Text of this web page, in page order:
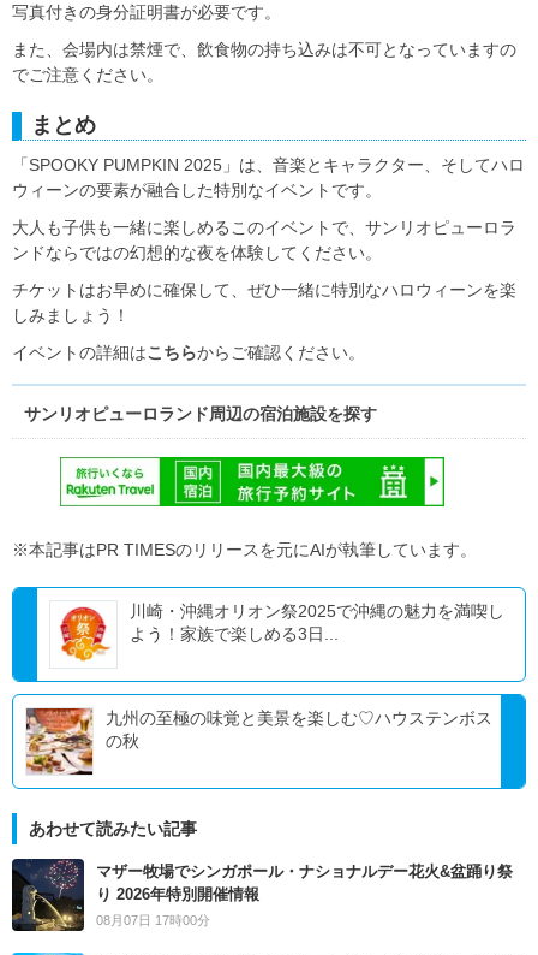
写真付きの身分証明書が必要です。
また、会場内は禁煙で、飲食物の持ち込みは不可となっていますの
でご注意ください。
まとめ
「SPOOKY PUMPKIN 2025」は、音楽とキャラクター、そしてハロ
ウィーンの要素が融合した特別なイベントです。
大人も子供も一緒に楽しめるこのイベントで、サンリオピューロラ
ンドならではの幻想的な夜を体験してください。
チケットはお早めに確保して、ぜひ一緒に特別なハロウィーンを楽
しみましょう！
イベントの詳細はこちらからご確認ください。
サンリオピューロランド周辺の宿泊施設を探す
※本記事はPR TIMESのリリースを元にAIが執筆しています。
川崎・沖縄オリオン祭2025で沖縄の魅力を満喫し
よう！家族で楽しめる3日...
九州の至極の味覚と美景を楽しむ♡ハウステンボス
の秋
あわせて読みたい記事
マザー牧場でシンガポール・ナショナルデー花火&盆踊り祭
り 2026年特別開催情報
08月07日 17時00分